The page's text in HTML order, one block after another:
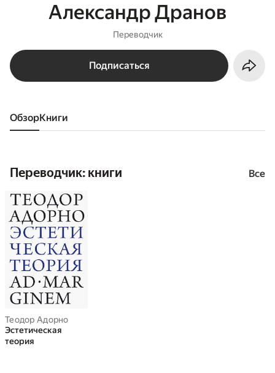
Александр Дранов
Переводчик
Подписаться
Обзор книги
Переводчик: книги Все
Теодор Адорно
Эстетическая
теория